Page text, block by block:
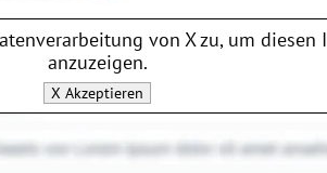
von Xzu, um diesen
anzuzeigen.
X Akzeptieren